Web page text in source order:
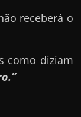
receberá o
como diziam